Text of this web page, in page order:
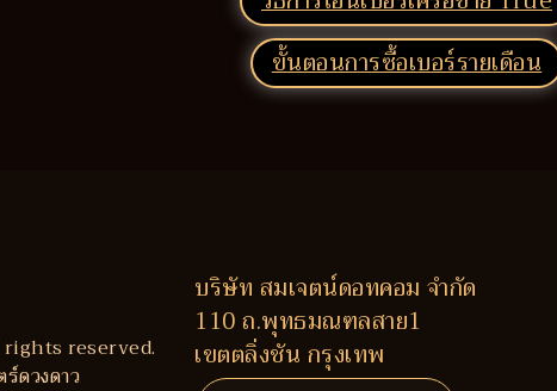
ขั้นตอนการซื้อเบอร์รายเดือน
reserved.
ดวงดาว
บริษัท สมเจตน์ดอทคอม จำกัด
110 ถ.พุทธมณฑลสาย1
เขตตลิ่งชัน กรุงเทพ